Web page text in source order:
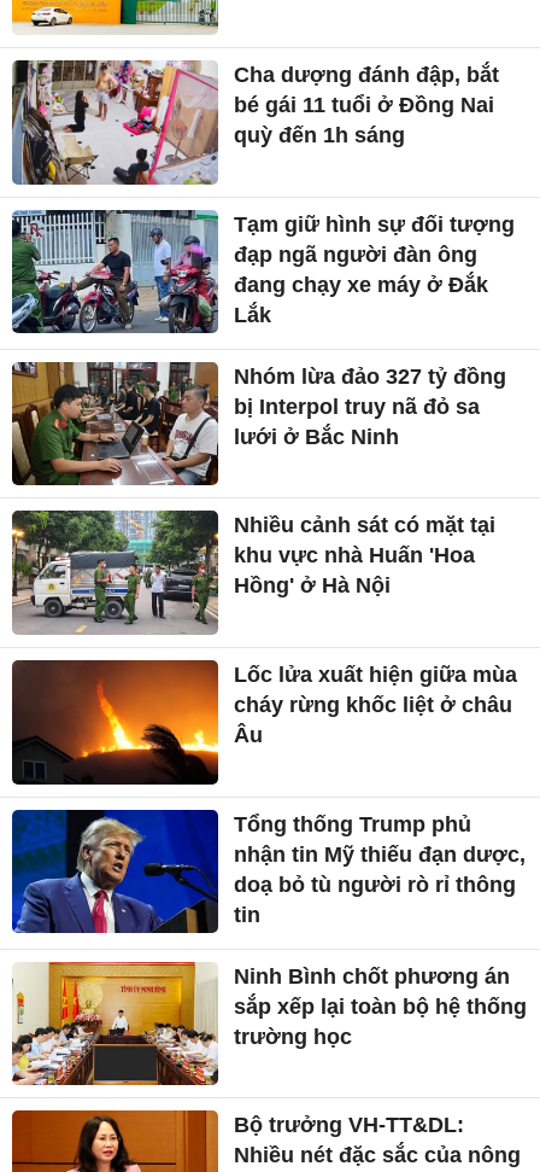
Cha dượng đánh đập, bắt
bé gái 11 tuổi ở Đồng Nai
quỳ đến 1h sáng
Tạm giữ hình sự đối tượng
đạp ngã người đàn ông
đang chạy xe máy ở Đắk
Lắk
Nhóm lừa đảo 327 tỷ đồng
bị Interpol truy nã đỏ sa
lưới ở Bắc Ninh
Nhiều cảnh sát có mặt tại
khu vực nhà Huấn 'Hoa
Hồng' ở Hà Nội
Lốc lửa xuất hiện giữa mùa
cháy rừng khốc liệt ở châu
Âu
Tổng thống Trump phủ
nhận tin Mỹ thiếu đạn dược,
doạ bỏ tù người rò rỉ thông
tin
Ninh Bình chốt phương án
sắp xếp lại toàn bộ hệ thống
trường học
Bộ trưởng VH-TT&DL:
Nhiều nét đặc sắc của nông